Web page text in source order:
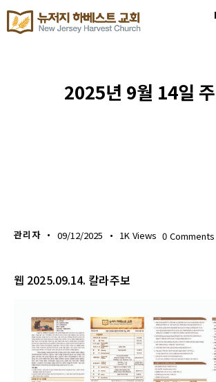
2025년 9월 14일
관리자 09/12/2025 1K Views 0 Comments
웹 2025.09.14. 칼라주보